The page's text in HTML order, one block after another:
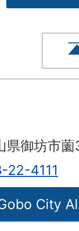
御坊市薗
22-4111
City